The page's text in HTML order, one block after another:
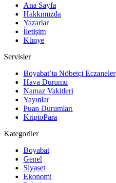
Ana Sayfa
Hakkımızda
Yazarlar
İletişim
Künye
Servisler
Boyabat’ta Nöbetçi Eczaneler
Hava Durumu
Namaz Vakitleri
Yayınlar
Puan Durumları
KriptoPara
Kategoriler
Boyabat
Genel
Siyaset
Ekonomi